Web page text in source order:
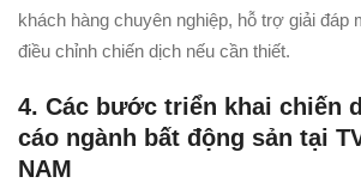
khách hàng chuyên nghiệp, hỗ trợ giải đáp
điều chỉnh chiến dịch nếu cần thiết.
4. Các bước triển khai chiến
cáo ngành bất động sản tại
NAM